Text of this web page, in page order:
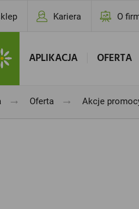
Kariera O
APLIKACJA OFERTA
→ Oferta → Akcje